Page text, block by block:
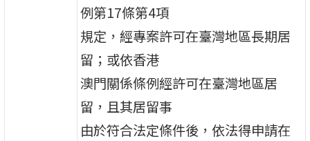
例第17條第4項
規定，經專案許可在臺灣地區長期居
留；或依香港
澳門關係條例經許可在臺灣地區居
留，且其居留事
由於符合法定條件後，依法得申請在